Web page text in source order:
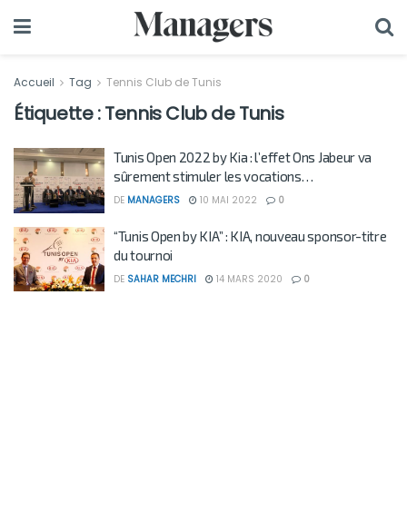
Accueil Tag Tennis Club de Tunis
Étiquette :Tennis Club de Tunis
Tunis Open 2022 by Kia : l’effet Ons Jabeur va
sûrement stimuler les vocations…
DE MANAGERS 10 MAI 2022 0
“Tunis Open by KIA” : KIA, nouveau sponsor-titre
du tournoi
DE SAHAR MECHRI 14 MARS 2020 0